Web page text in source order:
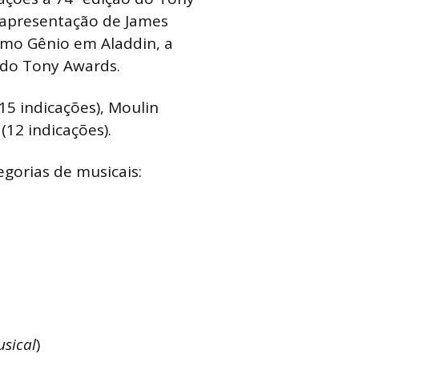
de James
Gênio em Aladdin, a
Tony Awards.
indicações), Moulin
indicações).
de musicais:
)